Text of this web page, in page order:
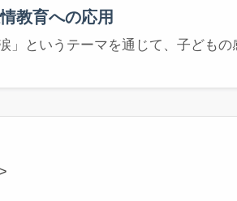
教育への応用
涙」というテーマを通じて、子ども